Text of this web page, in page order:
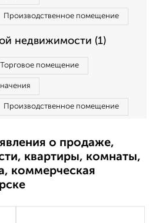
Производственное помещение
недвижимости (1)
Торговое помещение
Производственное помещение
о продаже,
квартиры, комнаты,
коммерческая